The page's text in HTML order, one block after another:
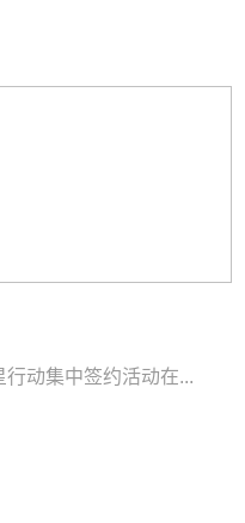
动集中签约活动在...